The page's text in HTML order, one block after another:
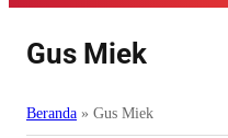
Gus Miek
Beranda » Gus Miek